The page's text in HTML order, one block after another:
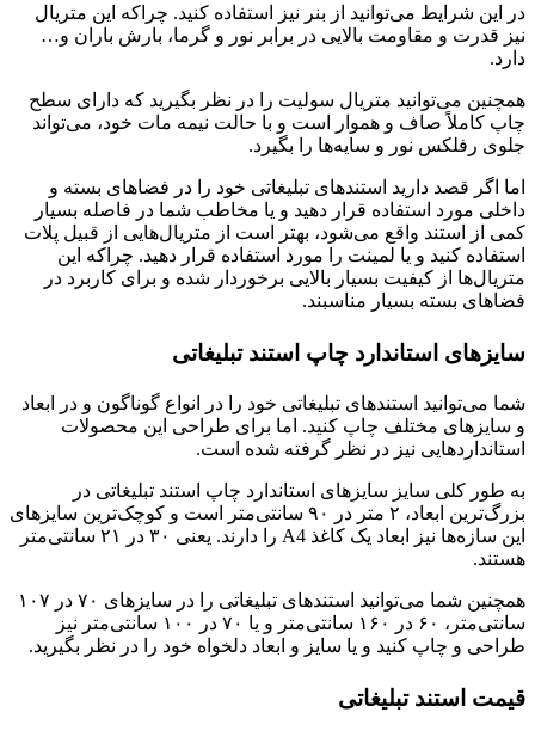
در این شرایط می‌توانید از بنر نیز استفاده کنید. چراکه این متریال
نیز قدرت و مقاومت بالایی در برابر نور و گرما، بارش باران و…
دارد.
همچنین می‌توانید متریال سولیت را در نظر بگیرید که دارای سطح
چاپ کاملاً صاف و هموار است و با حالت نیمه مات خود، می‌تواند
جلوی رفلکس نور و سایه‌ها را بگیرد.
اما اگر قصد دارید استندهای تبلیغاتی خود را در فضاهای بسته و
داخلی مورد استفاده قرار دهید و یا مخاطب شما در فاصله بسیار
کمی از استند واقع می‌شود، بهتر است از متریال‌هایی از قبیل پلات
استفاده کنید و یا لمینت را مورد استفاده قرار دهید. چراکه این
متریال‌ها از کیفیت بسیار بالایی برخوردار شده‌ و برای کاربرد در
فضاهای بسته بسیار مناسبند.
سایزهای استاندارد چاپ استند تبلیغاتی
شما می‌توانید استندهای تبلیغاتی خود را در انواع گوناگون و در ابعاد
و سایزهای مختلف چاپ کنید. اما برای طراحی این محصولات
استانداردهایی نیز در نظر گرفته شده‌ است.
به‌ طور کلی سایز سایزهای استاندارد چاپ استند تبلیغاتی در
بزرگ‌ترین ابعاد، ۲ متر در ۹۰ سانتی‌متر است و کوچک‌ترین سایزهای
این سازه‌ها نیز ابعاد یک کاغذ A4 را دارند. یعنی ۳۰ در ۲۱ سانتی‌متر
هستند.
همچنین شما می‌توانید استندهای تبلیغاتی را در سایزهای ۷۰ در ۱۰۷
سانتی‌متر، ۶۰ در ۱۶۰ سانتی‌متر و یا ۷۰ در ۱۰۰ سانتی‌متر نیز
طراحی و چاپ کنید و یا سایز و ابعاد دلخواه خود را در نظر بگیرید.
قیمت استند تبلیغاتی